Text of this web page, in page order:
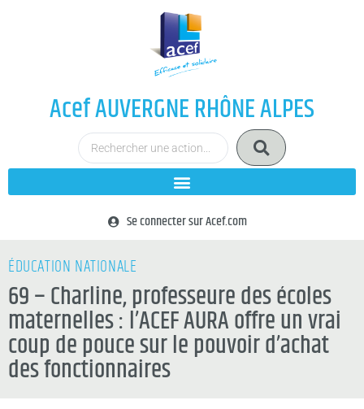
Acef AUVERGNE RHÔNE ALPES
Se connecter sur Acef.com
ÉDUCATION NATIONALE
69 – Charline, professeure des écoles
maternelles : l’ACEF AURA offre un vrai
coup de pouce sur le pouvoir d’achat
des fonctionnaires